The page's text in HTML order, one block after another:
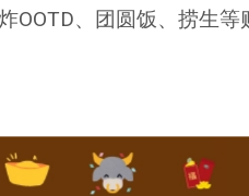
OOTD、团圆饭、捞生等